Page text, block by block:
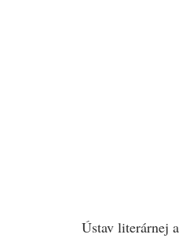
Ústav literárnej